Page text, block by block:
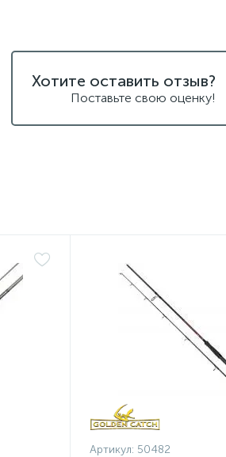
Хотите оставить отзыв?
Поставьте свою оценку!
Артикул: 50482